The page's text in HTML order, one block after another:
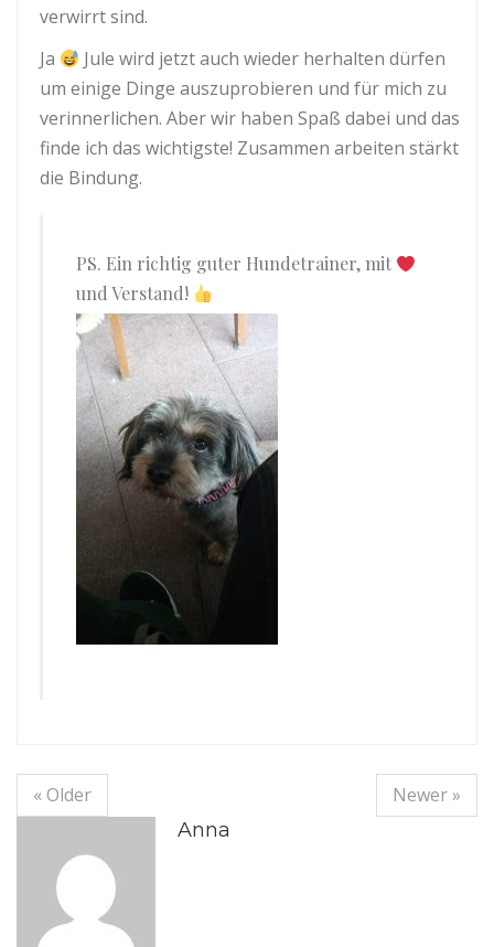
verwirrt sind.
Ja
Jule wird jetzt auch wieder herhalten dürfen
um einige Dinge auszuprobieren und für mich zu
verinnerlichen. Aber wir haben Spaß dabei und das
finde ich das wichtigste! Zusammen arbeiten stärkt
die Bindung.
PS. Ein richtig guter Hundetrainer, mit
und Verstand!
« Older
Newer »
Anna